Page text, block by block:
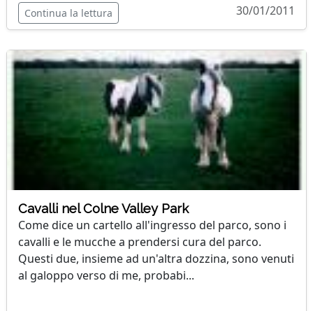
Continua la lettura 30/01/2011
Cavalli nel Colne Valley Park
Come dice un cartello all'ingresso del parco, sono i
cavalli e le mucche a prendersi cura del parco.
Questi due, insieme ad un'altra dozzina, sono venuti
al galoppo verso di me, probabi...